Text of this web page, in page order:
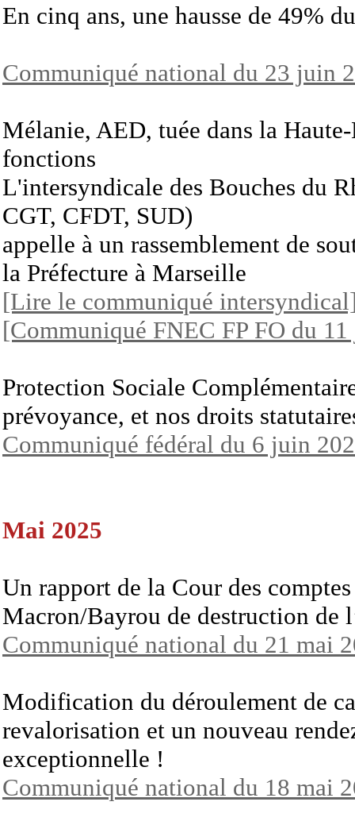
En cinq ans, une hausse de 49%
Communiqué national du 23 juin
Mélanie, AED, tuée dans la
fonctions
L'intersyndicale des Bouches du
CGT, CFDT, SUD)
appelle à un rassemblement de
la Préfecture à Marseille
[Lire le communiqué
[Communiqué FNEC FP FO du
Protection Sociale
prévoyance, et nos droits
Communiqué fédéral du 6 juin
Mai 2025
Un rapport de la Cour des
Macron/Bayrou de destruction de
Communiqué national du 21 mai
Modification du déroulement de
revalorisation et un nouveau
exceptionnelle !
Communiqué national du 18 mai